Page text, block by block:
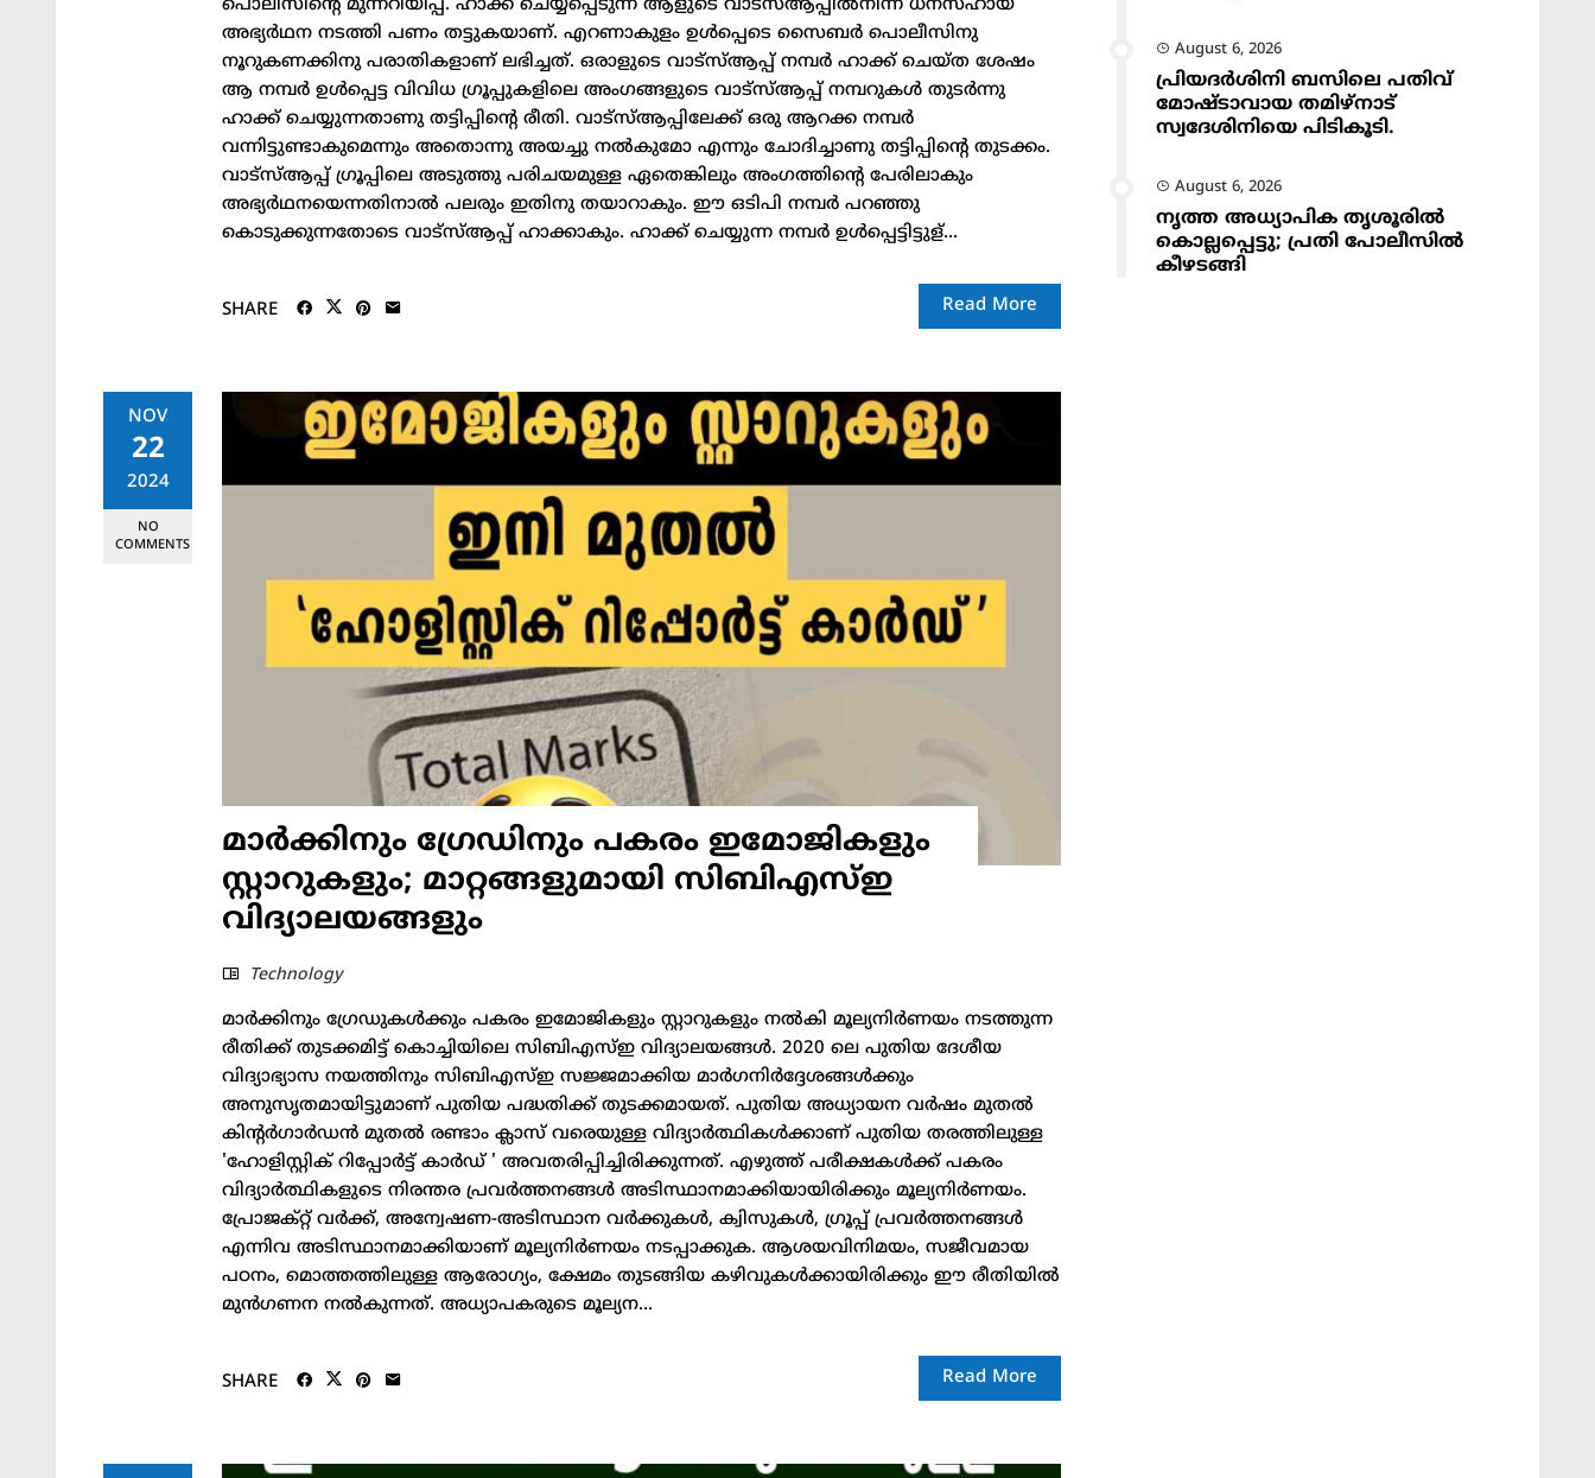
പൊലീസിന്റെ മുന്നറിയിപ്പ്. ഹാക്ക് ചെയ്യപ്പെടുന്ന ആളുടെ വാട്‌സ്ആപ്പില്‍നിന്ന് ധനസഹായ
അഭ്യര്‍ഥന നടത്തി പണം തട്ടുകയാണ്. എറണാകുളം ഉള്‍പ്പെടെ സൈബര്‍ പൊലീസിനു
നൂറുകണക്കിനു പരാതികളാണ് ലഭിച്ചത്. ഒരാളുടെ വാട്‌സ്ആപ്പ് നമ്പര്‍ ഹാക്ക് ചെയ്ത ശേഷം
ആ നമ്പര്‍ ഉള്‍പ്പെട്ട വിവിധ ഗ്രൂപ്പുകളിലെ അംഗങ്ങളുടെ വാട്‌സ്ആപ്പ് നമ്പറുകള്‍ തുടര്‍ന്നു
ഹാക്ക് ചെയ്യുന്നതാണു തട്ടിപ്പിന്റെ രീതി. വാട്‌സ്ആപ്പിലേക്ക് ഒരു ആറക്ക നമ്പര്‍
വന്നിട്ടുണ്ടാകുമെന്നും അതൊന്നു അയച്ചു നല്‍കുമോ എന്നും ചോദിച്ചാണു തട്ടിപ്പിന്റെ തുടക്കം.
വാട്‌സ്ആപ്പ് ഗ്രൂപ്പിലെ അടുത്തു പരിചയമുള്ള ഏതെങ്കിലും അംഗത്തിന്റെ പേരിലാകും
അഭ്യര്‍ഥനയെന്നതിനാല്‍ പലരും ഇതിനു തയാറാകും. ഈ ഒടിപി നമ്പര്‍ പറഞ്ഞു
കൊടുക്കുന്നതോടെ വാട്‌സ്ആപ്പ് ഹാക്കാകും. ഹാക്ക് ചെയ്യുന്ന നമ്പര്‍ ഉള്‍പ്പെട്ടിട്ടുള്...
Read More
SHARE
NOV
22
2024
NO
COMMENTS
മാർക്കിനും ഗ്രേഡിനും പകരം ഇമോജികളും
സ്റ്റാറുകളും; മാറ്റങ്ങളുമായി സിബിഎസ്ഇ
വിദ്യാലയങ്ങളും
Technology
മാർക്കിനും ഗ്രേഡുകൾക്കും പകരം ഇമോജികളും സ്റ്റാറുകളും നൽകി മൂല്യനിർണയം നടത്തുന്ന
രീതിക്ക് തുടക്കമിട്ട് കൊച്ചിയിലെ സിബിഎസ്ഇ വിദ്യാലയങ്ങൾ. 2020 ലെ പുതിയ ദേശീയ
വിദ്യാഭ്യാസ നയത്തിനും സിബിഎസ്ഇ സജ്ജമാക്കിയ മാർഗനിർദ്ദേശങ്ങൾക്കും
അനുസൃതമായിട്ടുമാണ് പുതിയ പദ്ധതിക്ക് തുടക്കമായത്. പുതിയ അധ്യായന വർഷം മുതൽ
കിന്റർഗാർഡൻ മുതൽ രണ്ടാം ക്ലാസ് വരെയുള്ള വിദ്യാർത്ഥികൾക്കാണ് പുതിയ തരത്തിലുള്ള
'ഹോളിസ്റ്റിക് റിപ്പോർട്ട് കാർഡ് ' അവതരിപ്പിച്ചിരിക്കുന്നത്. എഴുത്ത് പരീക്ഷകൾക്ക് പകരം
വിദ്യാർത്ഥികളുടെ നിരന്തര പ്രവർത്തനങ്ങൾ അടിസ്ഥാനമാക്കിയായിരിക്കും മൂല്യനിർണയം.
പ്രോജക്റ്റ് വർക്ക്, അന്വേഷണ-അടിസ്ഥാന വർക്കുകൾ, ക്വിസുകൾ, ഗ്രൂപ്പ് പ്രവർത്തനങ്ങൾ
എന്നിവ അടിസ്ഥാനമാക്കിയാണ് മൂല്യനിർണയം നടപ്പാക്കുക. ആശയവിനിമയം, സജീവമായ
പഠനം, മൊത്തത്തിലുള്ള ആരോഗ്യം, ക്ഷേമം തുടങ്ങിയ കഴിവുകൾക്കായിരിക്കും ഈ രീതിയിൽ
മുൻഗണന നൽകുന്നത്. അധ്യാപകരുടെ മൂല്യന...
Read More
SHARE
August 6, 2026
പ്രിയദർശിനി ബസിലെ പതിവ്
മോഷ്ടാവായ തമിഴ്നാട്
സ്വദേശിനിയെ പിടികൂടി.
August 6, 2026
നൃത്ത അധ്യാപിക തൃശൂരിൽ
കൊല്ലപ്പെട്ടു; പ്രതി പോലീസിൽ
കീഴടങ്ങി